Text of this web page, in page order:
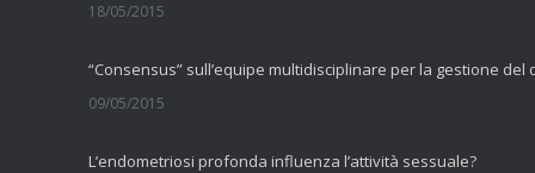
18/05/2015
09/05/2015
L’endometriosi profonda influenza l’attività sessuale?